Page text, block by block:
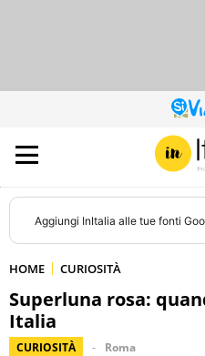
Aggiungi InItalia alle tue fonti
HOME CURIOSITÀ
Superluna rosa:
Italia
CURIOSITÀ Roma